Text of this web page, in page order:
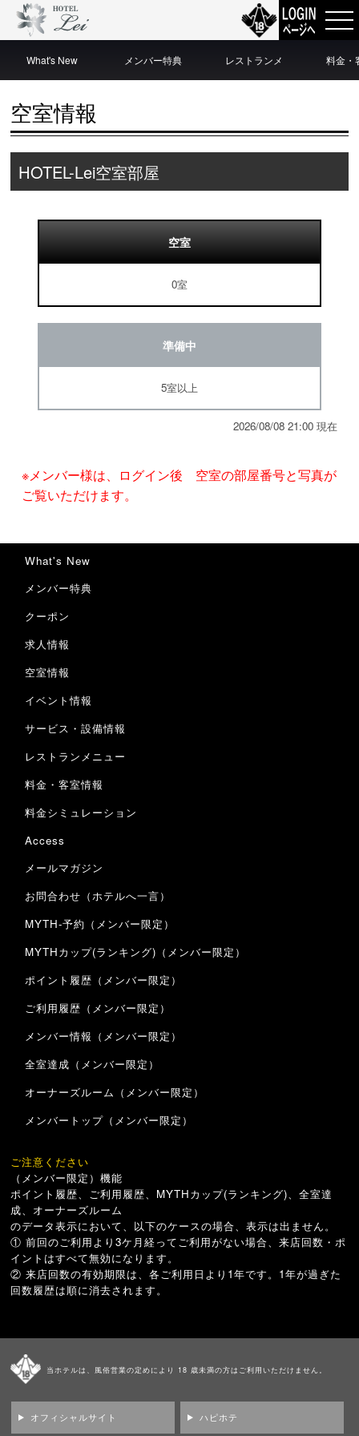
What's New メンバー特典 レストランメ 料金・
空室情報
HOTEL-Lei空室部屋
空室
0室
準備中
5室以上
2026/08/08 21:00 現在
※メンバー様は、ログイン後 空室の部屋番号と写真が
ご覧いただけます。
What's New
メンバー特典
クーポン
求人情報
空室情報
イベント情報
サービス・設備情報
レストランメニュー
料金・客室情報
料金シミュレーション
Access
メールマガジン
お問合わせ（ホテルへ一言）
MYTH-予約（メンバー限定）
MYTHカップ(ランキング)（メンバー限定）
ポイント履歴（メンバー限定）
ご利用履歴（メンバー限定）
メンバー情報（メンバー限定）
全室達成（メンバー限定）
オーナーズルーム（メンバー限定）
メンバートップ（メンバー限定）
ご注意ください
（メンバー限定）機能
ポイント履歴、ご利用履歴、MYTHカップ(ランキング)、全室達
成、オーナーズルーム
のデータ表示において、以下のケースの場合、表示は出ません。
① 前回のご利用より3ケ月経ってご利用がない場合、来店回数・ポ
イントはすべて無効になります。
② 来店回数の有効期限は、各ご利用日より1年です。1年が過ぎた
回数履歴は順に消去されます。
当ホテルは、風俗営業の定めにより 18 歳未満の方はご利用いただけません。
オフィシャルサイト ハピホテ